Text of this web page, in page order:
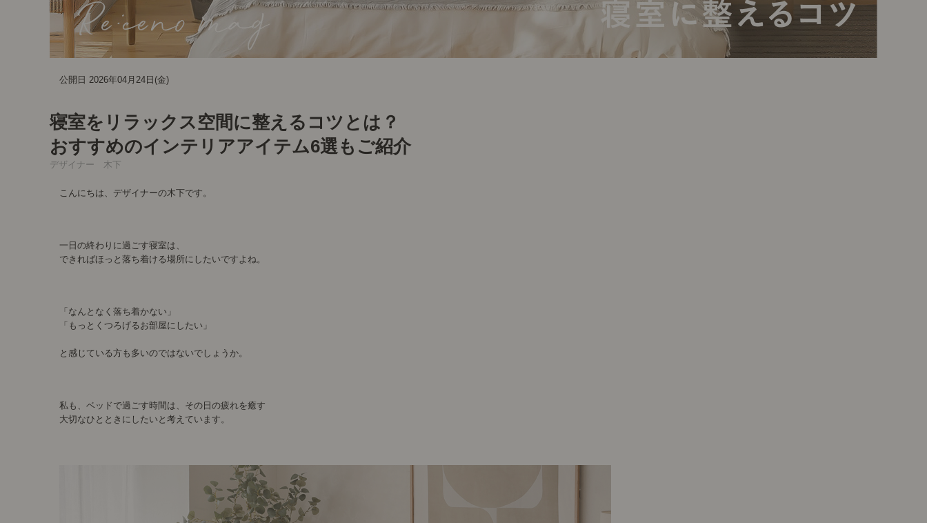
公開日 2026年04月24日(金)
寝室をリラックス空間に整えるコツとは？
おすすめのインテリアアイテム6選もご紹介
デザイナー 木下
こんにちは、デザイナーの木下です。
一日の終わりに過ごす寝室は、
できればほっと落ち着ける場所にしたいですよね。
「なんとなく落ち着かない」
「もっとくつろげるお部屋にしたい」
と感じている方も多いのではないでしょうか。
私も、ベッドで過ごす時間は、その日の疲れを癒す
大切なひとときにしたいと考えています。